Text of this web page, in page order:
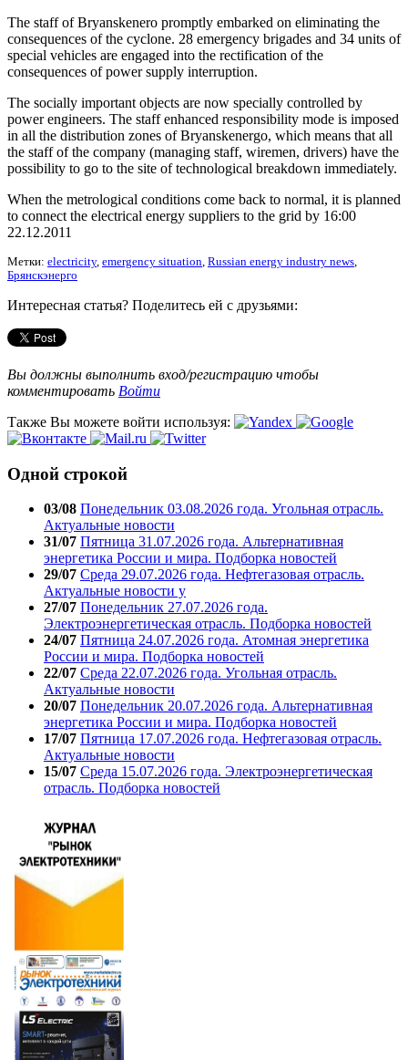
The staff of Bryanskenero promptly embarked on eliminating the
consequences of the cyclone. 28 emergency brigades and 34 units of
special vehicles are engaged into the rectification of the
consequences of power supply interruption.
The socially important objects are now specially controlled by
power engineers. The staff enhanced responsibility mode is imposed
in all the distribution zones of Bryanskenergo, which means that all
the staff of the company (managing staff, wiremen, drivers) have the
possibility to go to the site of technological breakdown immediately.
When the metrological conditions come back to normal, it is planned
to connect the electrical energy suppliers to the grid by 16:00
22.12.2011
Метки: electricity, emergency situation, Russian energy industry news,
Брянскэнерго
Интересная статья? Поделитесь ей с друзьями:
Вы должны выполнить вход/регистрацию чтобы
комментировать Войти
Также Вы можете войти используя:
Одной строкой
03/08 Понедельник 03.08.2026 года. Угольная отрасль.
Актуальные новости
31/07 Пятница 31.07.2026 года. Альтернативная
энергетика России и мира. Подборка новостей
29/07 Среда 29.07.2026 года. Нефтегазовая отрасль.
Актуальные новости у
27/07 Понедельник 27.07.2026 года.
Электроэнергетическая отрасль. Подборка новостей
24/07 Пятница 24.07.2026 года. Атомная энергетика
России и мира. Подборка новостей
22/07 Среда 22.07.2026 года. Угольная отрасль.
Актуальные новости
20/07 Понедельник 20.07.2026 года. Альтернативная
энергетика России и мира. Подборка новостей
17/07 Пятница 17.07.2026 года. Нефтегазовая отрасль.
Актуальные новости
15/07 Среда 15.07.2026 года. Электроэнергетическая
отрасль. Подборка новостей